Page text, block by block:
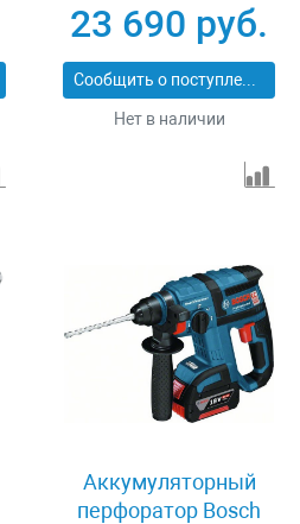
23 690 руб.
Сообщить о поступлении
Нет в наличии
Аккумуляторный
перфоратор Bosch